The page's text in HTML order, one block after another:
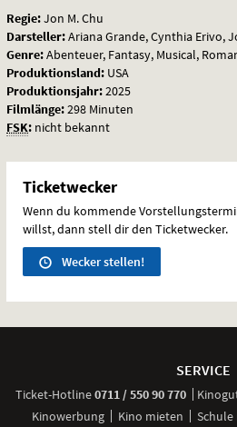
Regie:Jon M. Chu
Darsteller:Ariana Grande, Cynthia Erivo,
Genre:Abenteuer, Fantasy, Musical,
Produktionsland: USA
Produktionsjahr:2025
Filmlänge:298 Minuten
FSK: nicht bekannt
Ticketwecker
Wenn du kommende
willst, dann stell dir den Ticketwecker.
Wecker stellen!
SERVICE
Ticket-Hotline0711 / 550 90 770anrufen
Kinowerbung
Kino mieten Schule